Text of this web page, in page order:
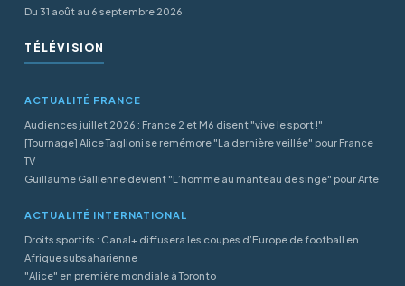
Du 31 août au 6 septembre 2026
TÉLÉVISION
ACTUALITÉ FRANCE
Audiences juillet 2026 : France 2 et M6 disent "vive le sport !"
[Tournage] Alice Taglioni se remémore "La dernière veillée" pour France
TV
Guillaume Gallienne devient "L’homme au manteau de singe" pour Arte
ACTUALITÉ INTERNATIONAL
Droits sportifs : Canal+ diffusera les coupes d’Europe de football en
Afrique subsaharienne
"Alice" en première mondiale à Toronto